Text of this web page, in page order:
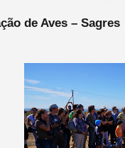
de Aves – Sagres